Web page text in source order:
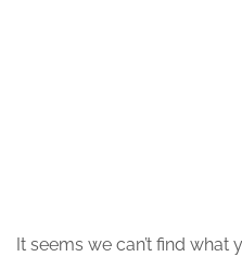
It seems we can’t find what